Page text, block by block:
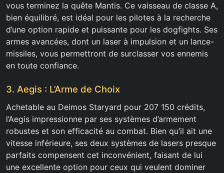
vous terminez la quête Mantis. Ce vaisseau de classe A,
bien équilibré, est idéal pour les pilotes à la recherche
d’une option rapide et puissante pour les dogfights. Ses
armes avancées, dont un laser à impulsion et un lance-
missiles, vous permettront de surclasser vos ennemis
en toute confiance.
3. Aegis : L’Arme de Choix
Achetable au Deimos Staryard pour 207 150 crédits,
l’Aegis impressionne par ses systèmes d’armement
robustes et son efficacité au combat. Bien qu’il ait une
vitesse inférieure, ses deux systèmes de lasers presque
parfaits compensent cet inconvénient, faisant de lui
une excellente option pour ceux qui veulent dominer